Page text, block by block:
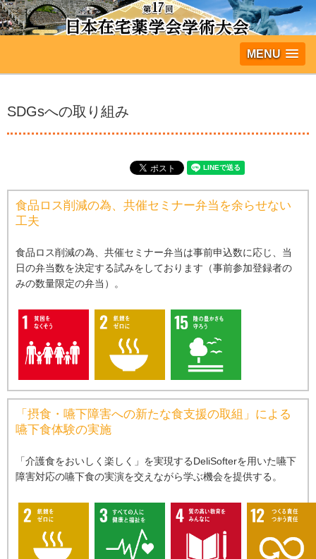
MENU
SDGsへの取り組み
⾷品ロス削減の為、共催セミナー弁当を余らせない
⼯夫
⾷品ロス削減の為、共催セミナー弁当は事前申込数に応じ、当
⽇の弁当数を決定する試みをしております（事前参加登録者の
みの数量限定の弁当）。
「摂⾷・嚥下障害への新たな⾷⽀援の取組」による
嚥下⾷体験の実施
「介護⾷をおいしく楽しく」を実現するDeliSofterを⽤いた嚥下
障害対応の嚥下⾷の実演を交えながら学ぶ機会を提供する。